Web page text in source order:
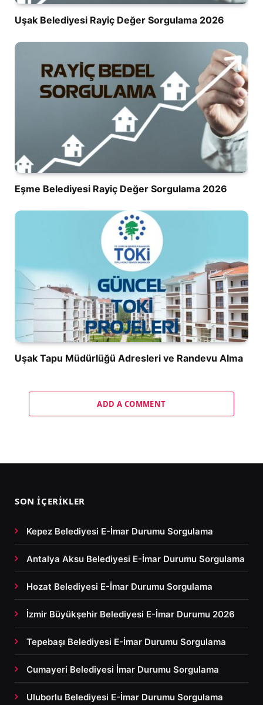
Uşak Belediyesi Rayiç Değer Sorgulama 2026
Eşme Belediyesi Rayiç Değer Sorgulama 2026
Uşak Tapu Müdürlüğü Adresleri ve Randevu Alma
ADD A COMMENT
SON İÇERIKLER
Kepez Belediyesi E-İmar Durumu Sorgulama
Antalya Aksu Belediyesi E-İmar Durumu Sorgulama
Hozat Belediyesi E-İmar Durumu Sorgulama
İzmir Büyükşehir Belediyesi E-İmar Durumu 2026
Tepebaşı Belediyesi E-İmar Durumu Sorgulama
Cumayeri Belediyesi İmar Durumu Sorgulama
Uluborlu Belediyesi E-İmar Durumu Sorgulama